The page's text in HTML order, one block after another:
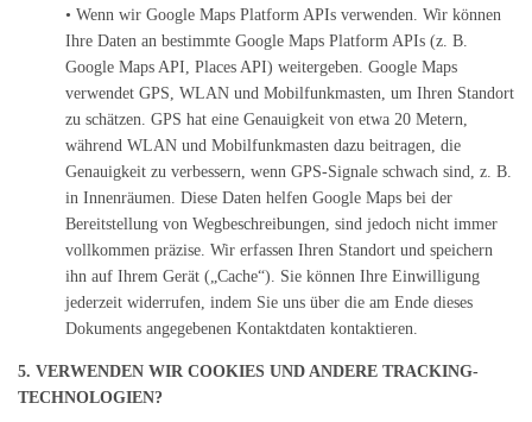
• Wenn wir Google Maps Platform APIs verwenden. Wir können
Ihre Daten an bestimmte Google Maps Platform APIs (z. B.
Google Maps API, Places API) weitergeben. Google Maps
verwendet GPS, WLAN und Mobilfunkmasten, um Ihren Standort
zu schätzen. GPS hat eine Genauigkeit von etwa 20 Metern,
während WLAN und Mobilfunkmasten dazu beitragen, die
Genauigkeit zu verbessern, wenn GPS-Signale schwach sind, z. B.
in Innenräumen. Diese Daten helfen Google Maps bei der
Bereitstellung von Wegbeschreibungen, sind jedoch nicht immer
vollkommen präzise. Wir erfassen Ihren Standort und speichern
ihn auf Ihrem Gerät („Cache“). Sie können Ihre Einwilligung
jederzeit widerrufen, indem Sie uns über die am Ende dieses
Dokuments angegebenen Kontaktdaten kontaktieren.
5. VERWENDEN WIR COOKIES UND ANDERE TRACKING-
TECHNOLOGIEN?